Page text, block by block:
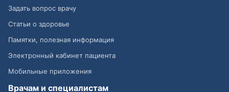
Задать вопрос врачу
Статьи о здоровье
Памятки, полезная информация
Электронный кабинет пациента
Мобильные приложения
Врачам и специалистам